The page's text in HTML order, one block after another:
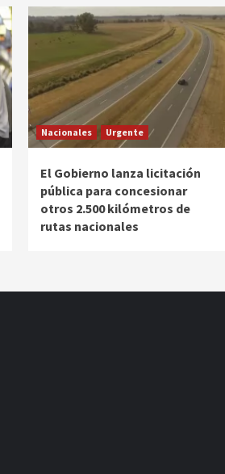
Nacionales Urgente
El Gobierno lanza licitación
pública para concesionar
otros 2.500 kilómetros de
rutas nacionales